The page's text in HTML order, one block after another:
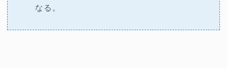
なる。